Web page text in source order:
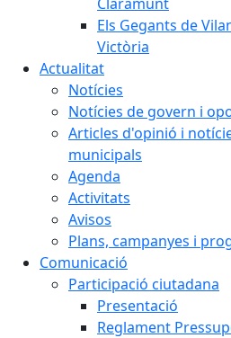
Els Gegants de
Victòria
Actualitat
Notícies
Notícies de govern i
Articles d'opinió i
municipals
Agenda
Activitats
Avisos
Plans, campanyes i
Comunicació
Participació ciutadana
Presentació
Reglament